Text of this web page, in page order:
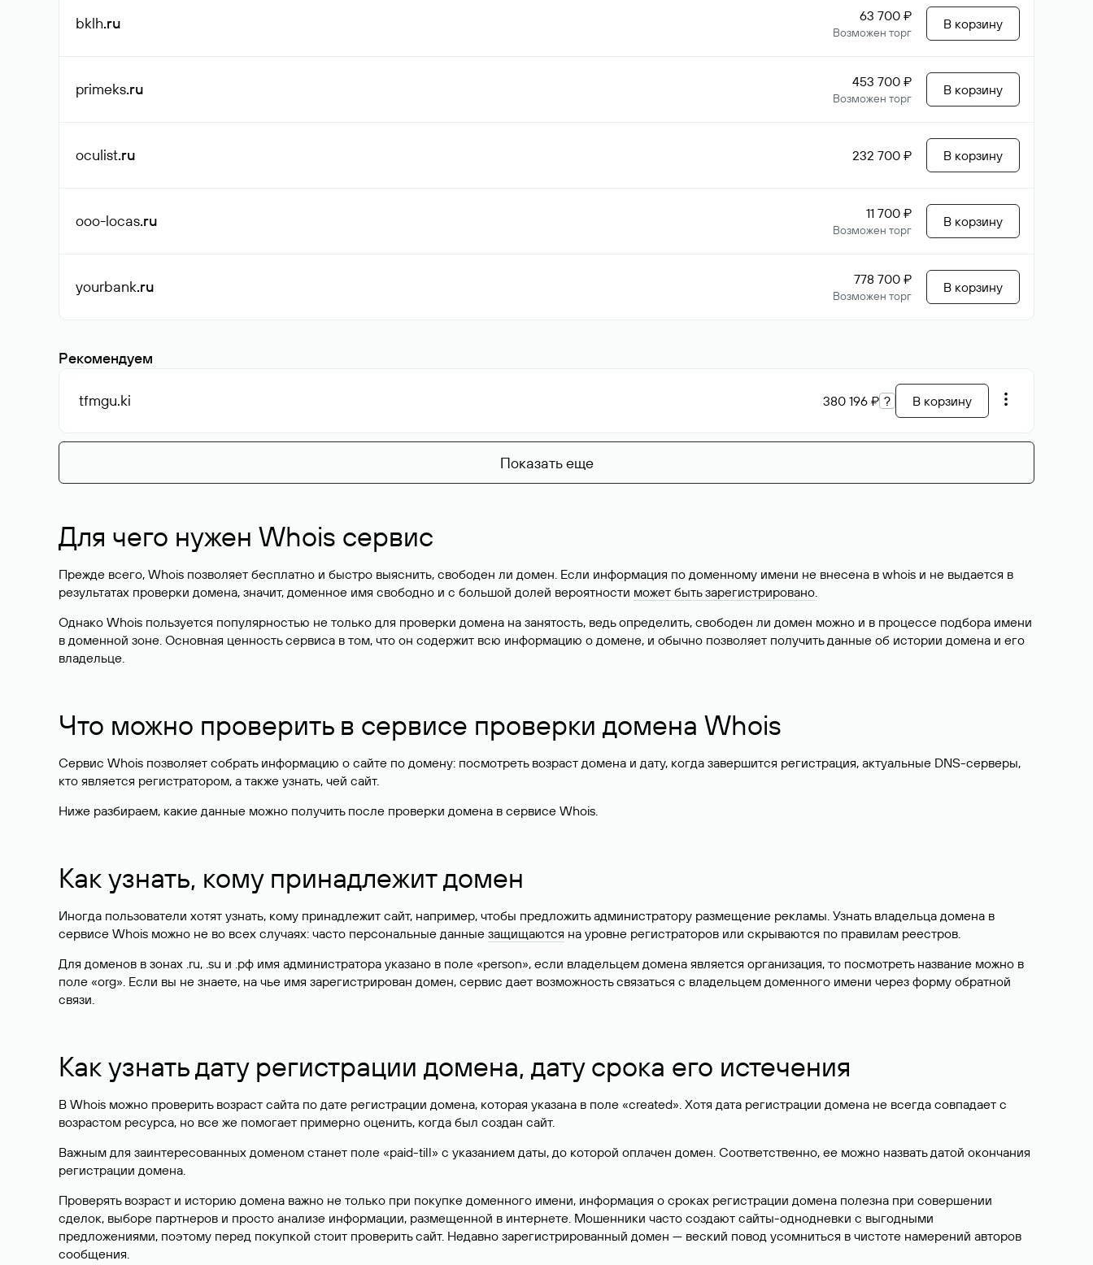
bklh.ru 63 700 ₽
Возможен торг
В корзину
primeks.ru 453 700 ₽
Возможен торг
В корзину
oculist.ru 232 700 ₽ В корзину
ooo-locas.ru 11 700 ₽
Возможен торг
В корзину
yourbank.ru 778 700 ₽
Возможен торг
В корзину
Рекомендуем
tfmgu.ki 380 196 ₽ ? В корзину
Показать еще
Для чего нужен Whois сервис
Прежде всего, Whois позволяет бесплатно и быстро выяснить, свободен ли домен. Если информация по доменному имени не внесена в whois и не выдается в
результатах проверки домена, значит, доменное имя свободно и с большой долей вероятности может быть зарегистрировано.
Однако Whois пользуется популярностью не только для проверки домена на занятость, ведь определить, свободен ли домен можно и в процессе подбора имени
в доменной зоне. Основная ценность сервиса в том, что он содержит всю информацию о домене, и обычно позволяет получить данные об истории домена и его
владельце.
Что можно проверить в сервисе проверки домена Whois
Сервис Whois позволяет собрать информацию о сайте по домену: посмотреть возраст домена и дату, когда завершится регистрация, актуальные DNS-серверы,
кто является регистратором, а также узнать, чей сайт.
Ниже разбираем, какие данные можно получить после проверки домена в сервисе Whois.
Как узнать, кому принадлежит домен
Иногда пользователи хотят узнать, кому принадлежит сайт, например, чтобы предложить администратору размещение рекламы. Узнать владельца домена в
сервисе Whois можно не во всех случаях: часто персональные данные защищаются на уровне регистраторов или скрываются по правилам реестров.
Для доменов в зонах .ru, .su и .рф имя администратора указано в поле «person», если владельцем домена является организация, то посмотреть название можно в
поле «org». Если вы не знаете, на чье имя зарегистрирован домен, сервис дает возможность связаться с владельцем доменного имени через форму обратной
связи.
Как узнать дату регистрации домена, дату срока его истечения
В Whois можно проверить возраст сайта по дате регистрации домена, которая указана в поле «created». Хотя дата регистрации домена не всегда совпадает с
возрастом ресурса, но все же помогает примерно оценить, когда был создан сайт.
Важным для заинтересованных доменом станет поле «paid-till» с указанием даты, до которой оплачен домен. Соответственно, ее можно назвать датой окончания
регистрации домена.
Проверять возраст и историю домена важно не только при покупке доменного имени, информация о сроках регистрации домена полезна при совершении
сделок, выборе партнеров и просто анализе информации, размещенной в интернете. Мошенники часто создают сайты-однодневки с выгодными
предложениями, поэтому перед покупкой стоит проверить сайт. Недавно зарегистрированный домен — веский повод усомниться в чистоте намерений авторов
сообщения.